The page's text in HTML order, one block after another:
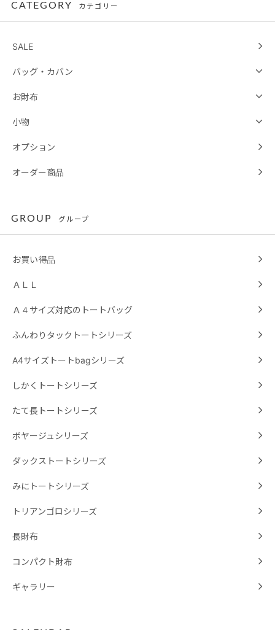
CATEGORY カテゴリー
SALE
バッグ・カバン
お財布
小物
オプション
オーダー商品
GROUP グループ
お買い得品
ＡＬＬ
Ａ４サイズ対応のトートバッグ
ふんわりタックトートシリーズ
A4サイズトートbagシリーズ
しかくトートシリーズ
たて長トートシリーズ
ボヤージュシリーズ
ダックストートシリーズ
みにトートシリーズ
トリアンゴロシリーズ
長財布
コンパクト財布
ギャラリー